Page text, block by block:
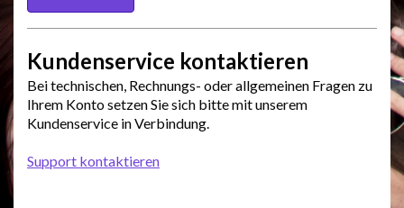
Kundenservice kontaktieren
Bei technischen, Rechnungs- oder allgemeinen Fragen zu
Ihrem Konto setzen Sie sich bitte mit unserem
Kundenservice in Verbindung.
Support kontaktieren